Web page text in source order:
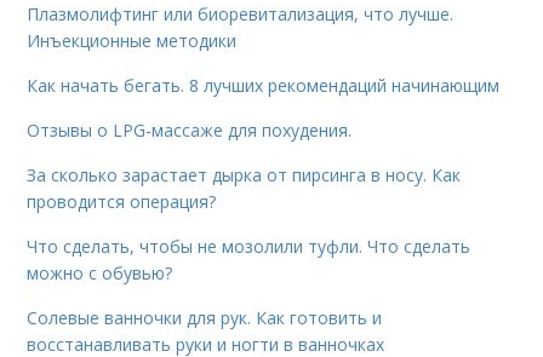
Плазмолифтинг или биоревитализация, что лучше.
Инъекционные методики
Как начать бегать. 8 лучших рекомендаций начинающим
Отзывы о LPG-массаже для похудения.
За сколько зарастает дырка от пирсинга в носу. Как
проводится операция?
Что сделать, чтобы не мозолили туфли. Что сделать
можно с обувью?
Солевые ванночки для рук. Как готовить и
восстанавливать руки и ногти в ванночках